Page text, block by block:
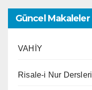
Güncel Makaleler
VAHİY
Risale-i Nur Dersleri